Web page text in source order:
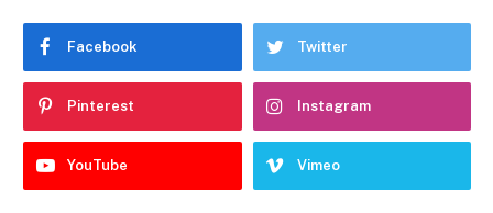
Facebook Twitter
Pinterest Instagram
YouTube Vimeo